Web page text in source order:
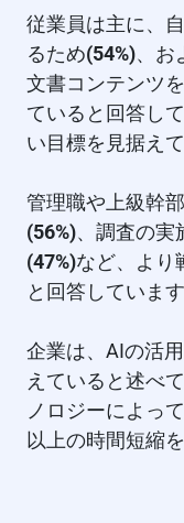
従業員は主に、
るため(54%)、お
文書コンテンツ
ていると回答し
い目標を見据えて
管理職や上級幹
(56%)、調査の実
(47%)など、より
と回答しています
企業は、AIの活
えていると述べて
ノロジーによっ
以上の時間短縮